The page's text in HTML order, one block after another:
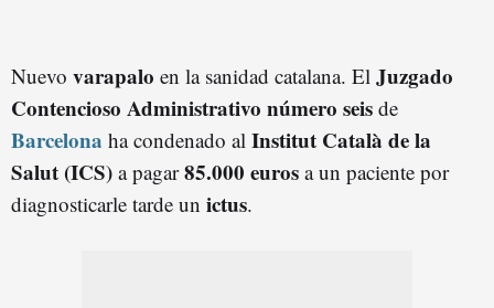
Nuevo varapalo en la sanidad catalana. El Juzgado
Contencioso Administrativo número seis de
Barcelona ha condenado al Institut Català de la
Salut (ICS) a pagar85.000 euros a un paciente por
diagnosticarle tarde un ictus.